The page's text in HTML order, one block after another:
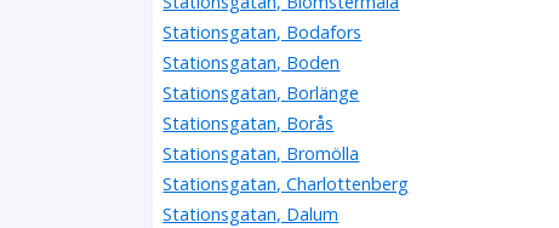
Stationsgatan, Bodafors
Stationsgatan, Boden
Stationsgatan, Borlänge
Stationsgatan, Borås
Stationsgatan, Bromölla
Stationsgatan, Charlottenberg
Stationsgatan, Dalum